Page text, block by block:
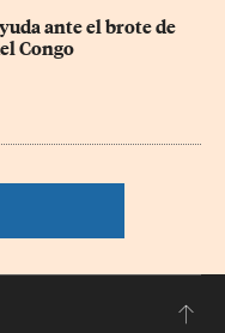
ante el brote de
Congo